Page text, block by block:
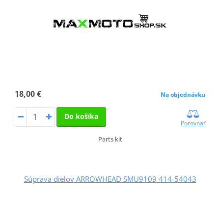
18,00 € Na objednávku
Do košíka
Porovnať
Parts kit
Súprava dielov ARROWHEAD SMU9109 414-54043